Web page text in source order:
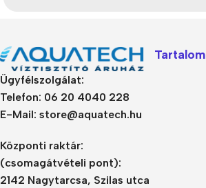
Ügyfélszolgálat:
Telefon: 06 20 4040 228
E-Mail: store@aquatech.hu
Központi raktár:
(csomagátvételi pont):
2142 Nagytarcsa, Szilas utca
Tartalom